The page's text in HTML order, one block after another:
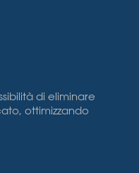
di eliminare
ottimizzando